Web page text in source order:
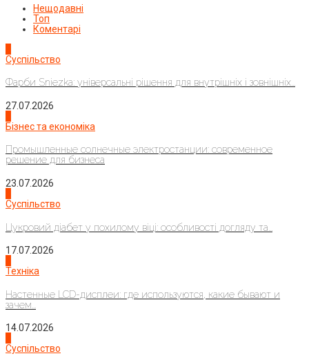
Нещодавні
Топ
Коментарі
Суспільство
Фарби Sniezka: універсальні рішення для внутрішніх і зовнішніх...
27.07.2026
Бізнес та економіка
Промышленные солнечные электростанции: современное
решение для бизнеса
23.07.2026
Суспільство
Цукровий діабет у похилому віці: особливості догляду та...
17.07.2026
Техніка
Настенные LCD-дисплеи: где используются, какие бывают и
зачем...
14.07.2026
Суспільство